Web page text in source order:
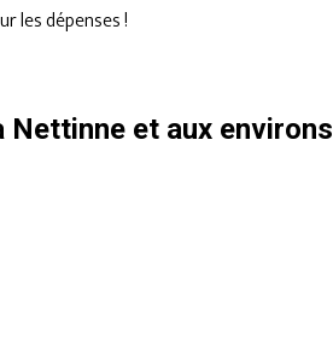
les dépenses !
Nettinne et aux environs